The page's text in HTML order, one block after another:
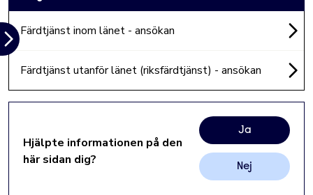
Färdtjänst inom länet - ansökan
Färdtjänst utanför länet (riksfärdtjänst) - ansökan
Hjälpte informationen på den
här sidan dig?
Ja
Nej